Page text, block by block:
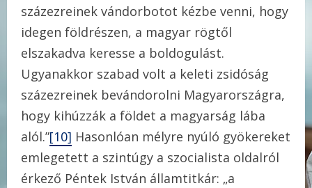
százezreinek vándorbotot kézbe venni, hogy
idegen földrészen, a magyar rögtől
elszakadva keresse a boldogulást.
Ugyanakkor szabad volt a keleti zsidóság
százezreinek bevándorolni Magyarországra,
hogy kihúzzák a földet a magyarság lába
alól.”[10] Hasonlóan mélyre nyúló gyökereket
emlegetett a szintúgy a szocialista oldalról
érkező Péntek István államtitkár: „a